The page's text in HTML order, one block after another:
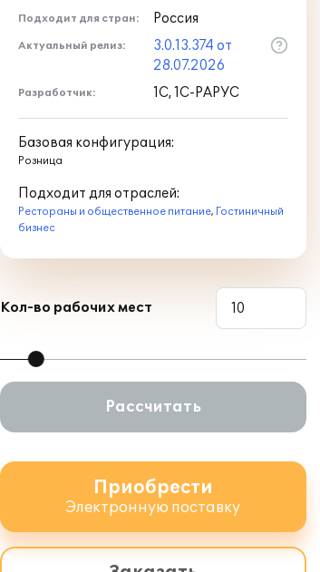
Подходит для стран: Россия
Актуальный релиз:
3.0.13.374 от
28.07.2026
Разработчик: 1С, 1С-РАРУС
Базовая конфигурация:
Розница
Подходит для отраслей:
Рестораны и общественное питание, Гостиничный
бизнес
Кол-во рабочих мест
Рассчитать
Приобрести
Электронную поставку